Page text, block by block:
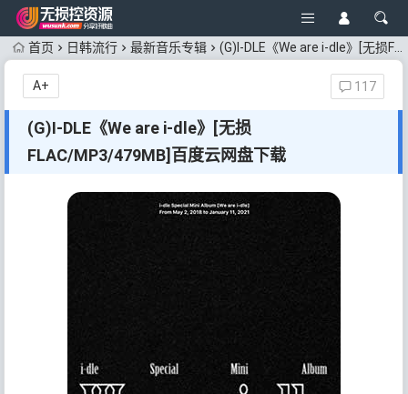
首页 日韩流行 最新音乐专辑 (G)I-DLE《We are i-dle》[无损FLAC/MP3/479MB]百度云网盘下载
(G)I-DLE《We are i-dle》[无损
FLAC/MP3/479MB]百度云网盘下载
117
A+